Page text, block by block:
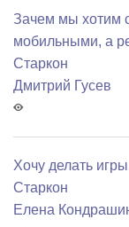
Зачем мы хотим
мобильными, а
Старкон
Дмитрий Гусев
Хочу делать
Старкон
Елена